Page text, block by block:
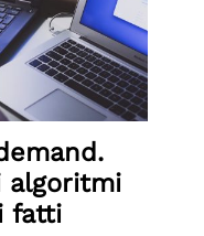
algoritmi
fatti